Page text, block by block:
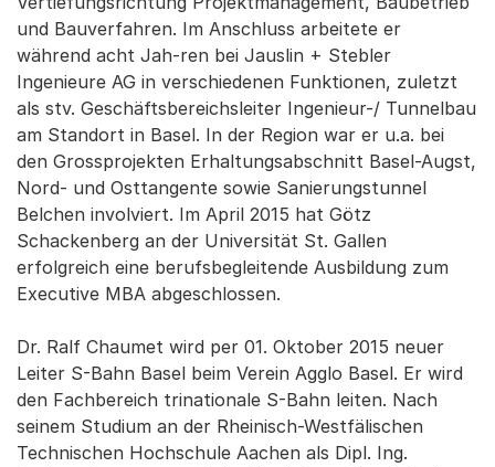
und Bauverfahren. Im Anschluss arbeitete er
während acht Jah-ren bei Jauslin + Stebler
Ingenieure AG in verschiedenen Funktionen, zuletzt
als stv. Geschäftsbereichsleiter Ingenieur-/ Tunnelbau
am Standort in Basel. In der Region war er u.a. bei
den Grossprojekten Erhaltungsabschnitt Basel-Augst,
Nord- und Osttangente sowie Sanierungstunnel
Belchen involviert. Im April 2015 hat Götz
Schackenberg an der Universität St. Gallen
erfolgreich eine berufsbegleitende Ausbildung zum
Executive MBA abgeschlossen.
Dr. Ralf Chaumet wird per 01. Oktober 2015 neuer
Leiter S-Bahn Basel beim Verein Agglo Basel. Er wird
den Fachbereich trinationale S-Bahn leiten. Nach
seinem Studium an der Rheinisch-Westfälischen
Technischen Hochschule Aachen als Dipl. Ing.